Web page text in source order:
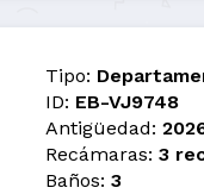
Tipo:
ID: EB-VJ9748
Antigüedad:
Recámaras: 3
Baños: 3